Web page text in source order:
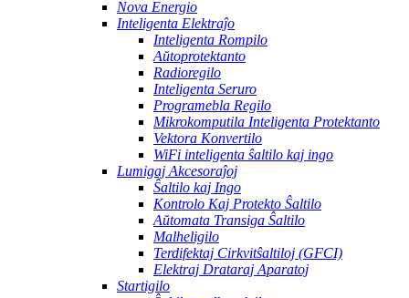
Nova Energio
Inteligenta Elektraĵo
Inteligenta Rompilo
Aŭtoprotektanto
Radioregilo
Inteligenta Seruro
Programebla Regilo
Mikrokomputila Inteligenta Protektanto
Vektora Konvertilo
WiFi inteligenta ŝaltilo kaj ingo
Lumigaj Akcesoraĵoj
Ŝaltilo kaj Ingo
Kontrolo Kaj Protekto Ŝaltilo
Aŭtomata Transiga Ŝaltilo
Malheligilo
Terdifektaj Cirkvitŝaltiloj (GFCI)
Elektraj Drataraj Aparatoj
Startigilo